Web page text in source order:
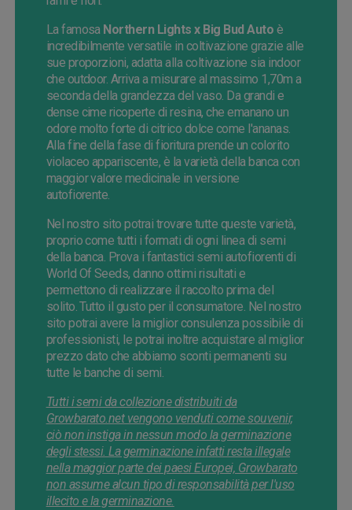
La famosa Northern Lights x Big Bud Auto è
incredibilmente versatile in coltivazione grazie alle
sue proporzioni, adatta alla coltivazione sia indoor
che outdoor. Arriva a misurare al massimo 1,70m a
seconda della grandezza del vaso. Da grandi e
dense cime ricoperte di resina, che emanano un
odore molto forte di citrico dolce come l'ananas.
Alla fine della fase di fioritura prende un colorito
violaceo appariscente, è la varietà della banca con
maggior valore medicinale in versione
autofiorente.
Nel nostro sito potrai trovare tutte queste varietà,
proprio come tutti i formati di ogni linea di semi
della banca. Prova i fantastici semi autofiorenti di
World Of Seeds, danno ottimi risultati e
permettono di realizzare il raccolto prima del
solito. Tutto il gusto per il consumatore. Nel nostro
sito potrai avere la miglior consulenza possibile di
professionisti, le potrai inoltre acquistare al miglior
prezzo dato che abbiamo sconti permanenti su
tutte le banche di semi.
Tutti i semi da collezione distribuiti da
Growbarato.net vengono venduti come souvenir,
ciò non instiga in nessun modo la germinazione
degli stessi. La germinazione infatti resta illegale
nella maggior parte dei paesi Europei, Growbarato
non assume alcun tipo di responsabilità per l'uso
illecito e la germinazione.